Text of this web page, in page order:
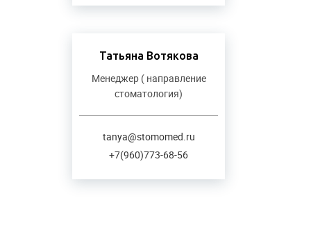
Татьяна Вотякова
Менеджер ( направление
стоматология)
tanya@stomomed.ru
+7(960)773-68-56